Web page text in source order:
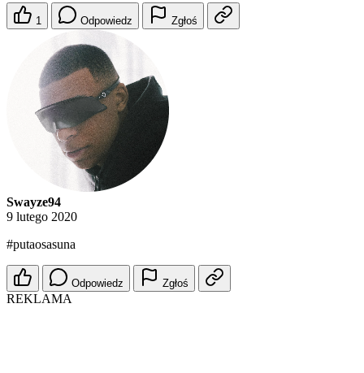
1 Odpowiedz Zgłoś
Swayze94
9 lutego 2020
#putaosasuna
Odpowiedz Zgłoś
REKLAMA